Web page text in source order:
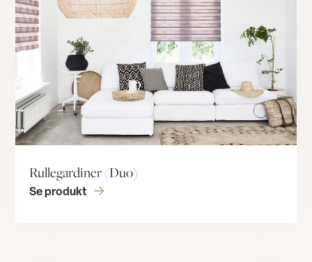
Rullegardiner (Duo)
Se produkt